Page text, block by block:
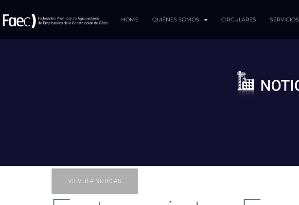
HOME QUIÉNES SOMOS CIRCULARES SERVICIOS
VOLVER A NOTICIAS